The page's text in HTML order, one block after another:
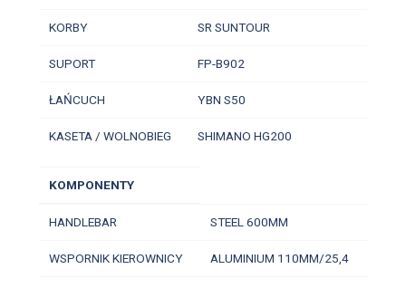
KORBY SR SUNTOUR
SUPORT FP-B902
ŁAŃCUCH YBN S50
KASETA / WOLNOBIEG SHIMANO HG200
KOMPONENTY
HANDLEBAR STEEL 600MM
WSPORNIK KIEROWNICY ALUMINIUM 110MM/25,4